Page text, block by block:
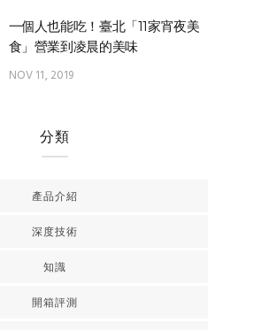
一個人也能吃！臺北「11家宵夜美
食」營業到凌晨的美味
NOV 11, 2019
分類
產品介紹
深度技術
知識
開箱評測